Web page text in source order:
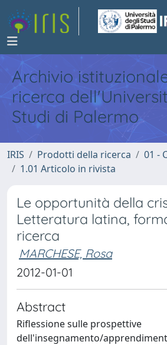
Archivio
ricerca
Studi di Palermo
IRIS Prodotti della ricerca
01 -
1.01 Articolo in rivista
Le opportunità della
Letteratura latina,
ricerca
MARCHESE, Rosa
2012-01-01
Abstract
Riflessione sulle prospettive
dell'insegnamento/